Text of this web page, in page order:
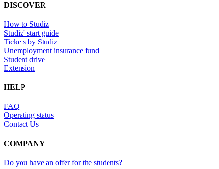
DISCOVER
How to Studiz
Studiz' start guide
Tickets by Studiz
Unemployment insurance fund
Student drive
Extension
HELP
FAQ
Operating status
Contact Us
COMPANY
Do you have an offer for the students?